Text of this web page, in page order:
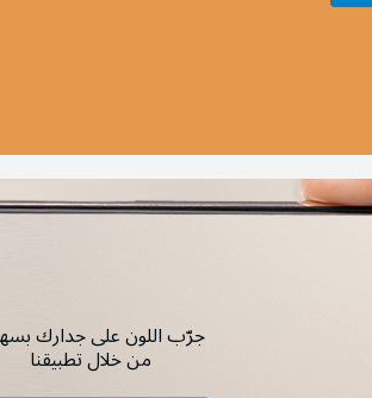
جرّب اللون على جدارك
من خلال تطبيقنا